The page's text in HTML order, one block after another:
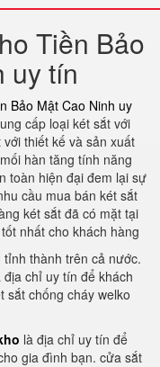
Tiền Bảo
uy tín
Bảo Mật Cao Ninh uy
cấp loại két sắt với
thiết kế và sản xuất
hàn tăng tính năng
toàn hiện đại đem lại sự
cầu mua bán két sắt
két sắt đã có mặt tại
nhất cho khách hàng
thành trên cả nước.
chỉ uy tín để khách
sắt chống cháy welko
là địa chỉ uy tín để
gia đình bạn. cửa sắt